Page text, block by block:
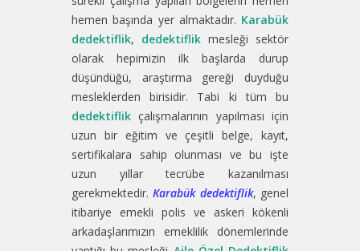
hemen başında yer almaktadır. Karabük
dedektiflik, dedektiflik mesleği sektör
olarak hepimizin ilk başlarda durup
düşündüğü, araştırma gereği duyduğu
mesleklerden birisidir. Tabi ki tüm bu
dedektiflik çalışmalarının yapılması için
uzun bir eğitim ve çeşitli belge, kayıt,
sertifikalara sahip olunması ve bu işte
uzun yıllar tecrübe kazanılması
gerekmektedir.Karabük dedektiflik, genel
itibariye emekli polis ve askeri kökenli
arkadaşlarımızın emeklilik dönemlerinde